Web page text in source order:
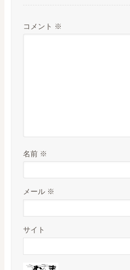
コメント ※
名前 ※
メール ※
サイト